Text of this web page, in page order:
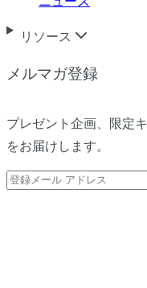
リソース
メルマガ登録
プレゼント企画、限定
をお届けします。